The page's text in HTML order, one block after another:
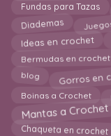
Fundas para Tazas
Diademas
Ideas en crochet
Bermudas en crochet
blog Gorros en
Boinas a Crochet
Mantas a Crochet
Chaqueta en crochet